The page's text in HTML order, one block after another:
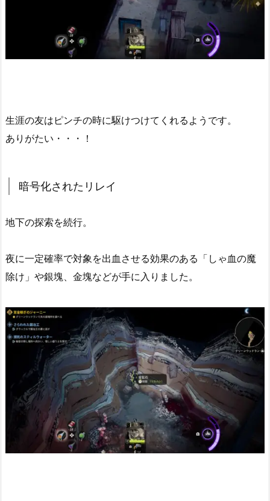
生涯の友はピンチの時に駆けつけてくれるようです。
ありがたい・・・！
暗号化されたリレイ
地下の探索を続行。
夜に一定確率で対象を出血させる効果のある「しゃ血の魔
除け」や銀塊、金塊などが手に入りました。